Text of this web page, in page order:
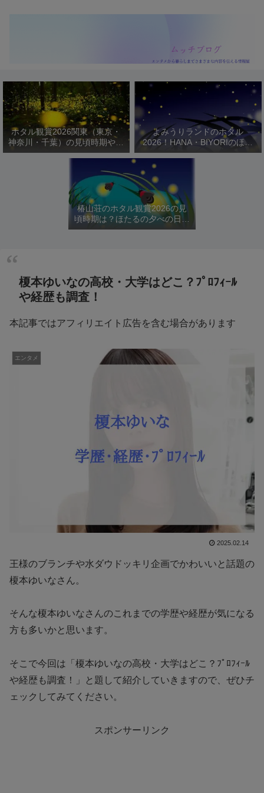
ホタル観賞2026関東（東京・
神奈川・千葉）の見頃時期やお
すすめスポットを紹介！
よみうりランドのホタル
2026！HANA・BIYORIのほた
るびより開催日程や駐車場は？
椿山荘のホタル観賞2026の見
頃時期は？ほたるの夕べの日程
や料金を紹介！
榎本ゆいなの高校・大学はどこ？ﾌﾟﾛﾌｨｰﾙ
や経歴も調査！
本記事ではアフィリエイト広告を含む場合があります
エンタメ
2025.02.14
王様のブランチや水ダウドッキリ企画でかわいいと話題の
榎本ゆいなさん。
そんな榎本ゆいなさんのこれまでの学歴や経歴が気になる
方も多いかと思います。
そこで今回は「榎本ゆいなの高校・大学はどこ？ﾌﾟﾛﾌｨｰﾙ
や経歴も調査！」と題して紹介していきますので、ぜひチ
ェックしてみてください。
スポンサーリンク